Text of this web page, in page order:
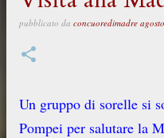
pubblicato da concuoredimadre
Un gruppo di sorelle si
Pompei per salutare la